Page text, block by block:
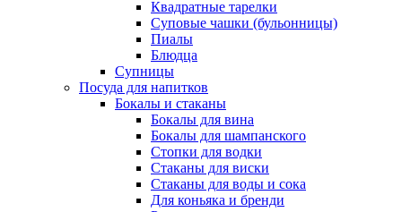
Квадратные тарелки
Суповые чашки (бульонницы)
Пиалы
Блюдца
Супницы
Посуда для напитков
Бокалы и стаканы
Бокалы для вина
Бокалы для шампанского
Стопки для водки
Стаканы для виски
Стаканы для воды и сока
Для коньяка и бренди